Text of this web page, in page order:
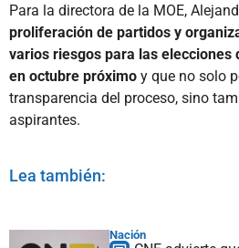
Para la directora de la MOE,
proliferación de partidos y
varios riesgos para las elecciones
en octubre próximo y que no solo
transparencia del proceso, sino
aspirantes.
Lea también:
Nación